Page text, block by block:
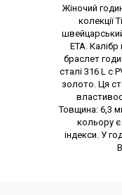
Опис
Жіночий
колекції
ЕТА. Калібр
браслет
сталі 316 L c
золото. Ця
Товщина: 6,3
кольору є
індекси. У